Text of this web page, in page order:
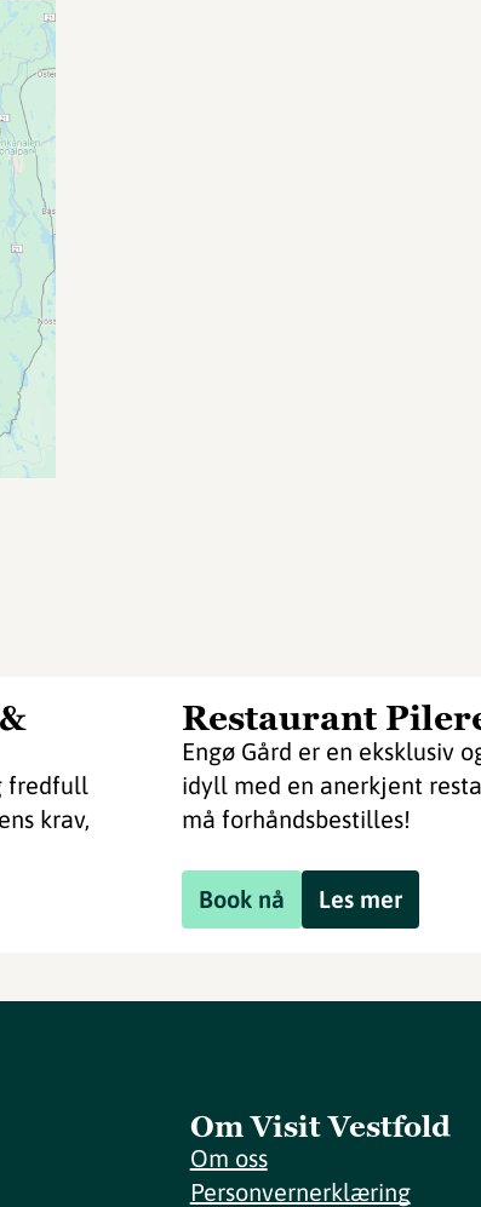
fredfull
krav,
Restaurant
Engø Gård er en eksklusiv
idyll med en anerkjent
må forhåndsbestilles!
Book nå Les mer
Om Visit Vestfold
Om oss
Personvernerklæring